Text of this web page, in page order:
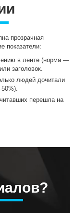
прозрачная
показатели:
в ленте (норма —
заголовок.
людей дочитали
перешла на